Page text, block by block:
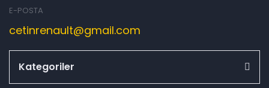
E-POSTA
cetinrenault@gmail.com
Kategoriler